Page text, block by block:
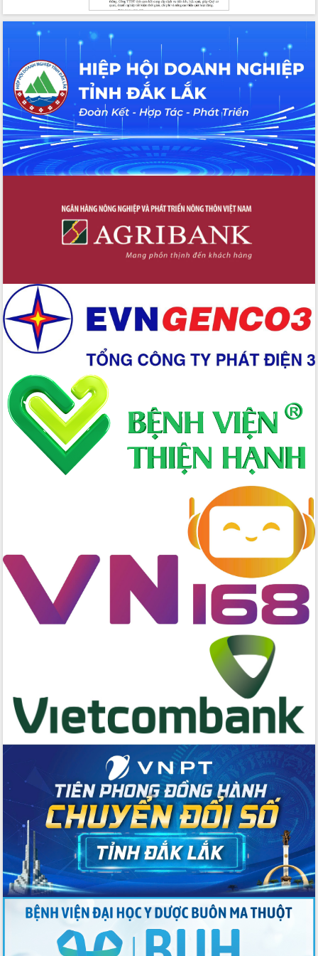
Gỡ khó, khởi công xây dựng, sửa chữa
toàn bộ nhà ở cho hộ dân đúng tiến độ
UBND tỉnh Đắk Lắk tổng kết công tác
quốc phòng, quân sự địa phương năm
2025
Tập trung triển khai quyết liệt, đồng bộ
các giải pháp nhằm thực hiện hiệu quả
các nhiệm vụ đề ra năm 2025
Phát huy vai trò của người có uy tín
trong phòng chống tảo hôn và hôn
Nông sản Tây Nguyên thu hút doanh
nghiệp nước ngoài
Đắk Lắk định vị thương hiệu du lịch
“Biển – Rừng – Cà phê” trong không
Hội nghị chia sẻ kinh nghiệm, chuyển
giao kỹ thuật y tế, định hướng phát
triển chuyên sâu đến 2030
Chuyển đổi số mở ra không gian phát
triển trong lĩnh vực văn hóa, du lịch
Công bố quyết định của Ban Thường
vụ Tỉnh ủy về công tác cán bộ.
Thủ tướng Phạm Minh Chính: Khẩn
trương tái thiết cuộc sống người dân
sau thiên tai
Tập trung nâng cao chất lượng, tổ
chức sản xuất sầu riêng theo hướng
Khởi công xây dựng Trường Phổ thông
nội trú liên cấp tiểu học và THCS xã Ia
Rvê
Phó Thủ tướng Chính phủ Mai Văn
Chính chia sẻ, động viên người dân
Tập trung đẩy nhanh giải ngân nguồn
vốn các chương trình mục tiêu quốc
gia
Xã Ea H'leo giữ vững và nâng cao chất
lượng các tiêu chí nông thôn mới
Công bố quyết định của Ban Thường
vụ Tỉnh ủy về công tác cán bộ
Nâng cao trách nhiệm người đứng
đầu, phát huy tinh thần chủ động,
sáng tạo để đảm bảo tiến độ giải ngân
vốn đầu tư công năm 2025
Sở Công Thương đột phá số hóa 100%
thủ tục trực tuyến lấy sự hài lòng của
doanh nghiệp làm thước đo phục vụ
Đảm bảo công tác bầu cử triển khai
đúng tiến độ, quy trình theo luật định
Ban Tuyên giáo và Dân vận Trung ương